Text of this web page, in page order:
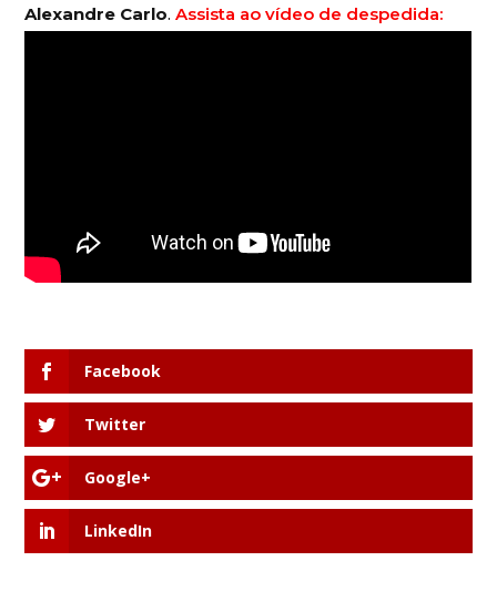
Alexandre Carlo.Assista ao vídeo de despedida:
Facebook
Twitter
Google+
LinkedIn